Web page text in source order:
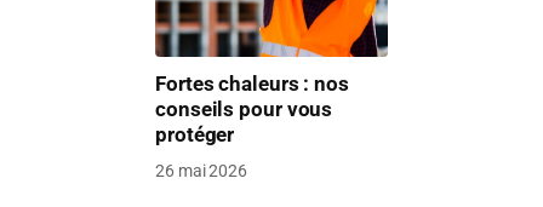
Fortes chaleurs : nos
conseils pour vous
protéger
26 mai 2026